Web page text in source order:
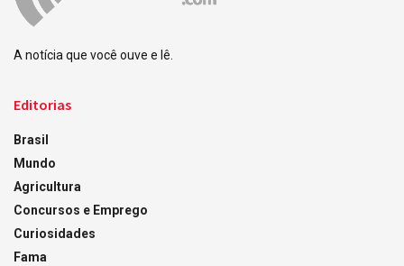
A notícia que você ouve e lê.
Editorias
Brasil
Mundo
Agricultura
Concursos e Emprego
Curiosidades
Fama